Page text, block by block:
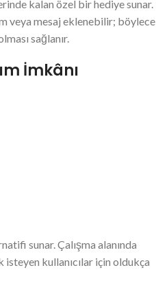
kalan özel bir hediye sunar.
veya mesaj eklenebilir; böylece
sağlanır.
İmkânı
sunar. Çalışma alanında
kullanıcılar için oldukça